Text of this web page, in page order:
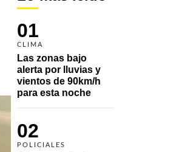
01
CLIMA
Las zonas bajo
alerta por lluvias y
vientos de 90km/h
para esta noche
02
POLICIALES